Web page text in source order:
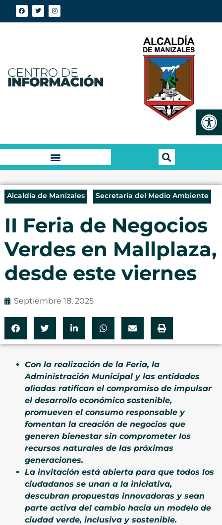
Alcaldía de Manizales Secretaría del Medio Ambiente
II Feria de Negocios
Verdes en Mallplaza,
desde este viernes
Septiembre 18, 2025
Con la realización de la Feria, la
Administración Municipal y las entidades
aliadas ratifican el compromiso de impulsar
el desarrollo económico sostenible,
promueven el consumo responsable y
fomentan la creación de negocios que
generen bienestar sin comprometer los
recursos naturales de las próximas
generaciones.
La invitación está abierta para que todos los
ciudadanos se unan a la iniciativa,
descubran propuestas innovadoras y sean
parte activa del cambio hacia un modelo de
ciudad verde, inclusiva y sostenible.